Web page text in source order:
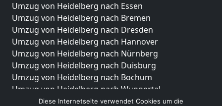
Umzug von Heidelberg nach Essen
Umzug von Heidelberg nach Bremen
Umzug von Heidelberg nach Dresden
Umzug von Heidelberg nach Hannover
Umzug von Heidelberg nach Nürnberg
Umzug von Heidelberg nach Duisburg
Umzug von Heidelberg nach Bochum
Umzug von Heidelberg nach Wuppertal
Umzug von Heidelberg nach Bielefeld
Diese Internetseite verwendet Cookies um die